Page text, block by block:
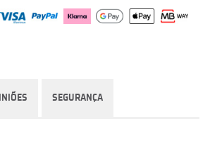
SEGURANÇA